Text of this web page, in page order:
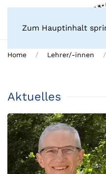
Zum Hauptinhalt
Home Lehrer/-innen
Aktuelles